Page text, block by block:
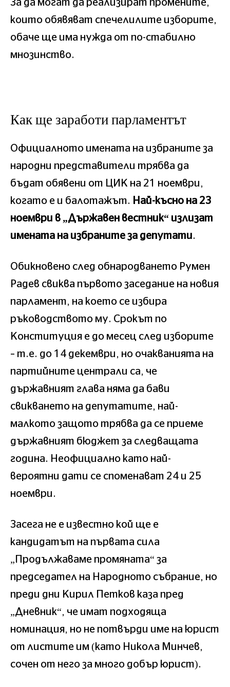
За да могат да реализират промените,
които обявяват спечелилите изборите,
обаче ще има нужда от по-стабилно
мнозинство.
Как ще заработи парламентът
Официалното имената на избраните за
народни представители трябва да
бъдат обявени от ЦИК на 21 ноември,
когато е и балотажът. Най-късно на 23
ноември в „Държавен вестник“ излизат
имената на избраните за депутати.
Обикновено след обнародването Румен
Радев свиква първото заседание на новия
парламент, на което се избира
ръководството му. Срокът по
Конституция е до месец след изборите
– т.е. до 14 декември, но очакванията на
партийните централи са, че
държавният глава няма да бави
свикването на депутатите, най-
малкото защото трябва да се приеме
държавният бюджет за следващата
година. Неофициално като най-
вероятни дати се споменават 24 и 25
ноември.
Засега не е известно кой ще е
кандидатът на първата сила
„Продължаваме промяната“ за
председател на Народното събрание, но
преди дни Кирил Петков каза пред
„Дневник“, че имат подходяща
номинация, но не потвърди име на юрист
от листите им (като Никола Минчев,
сочен от него за много добър юрист).